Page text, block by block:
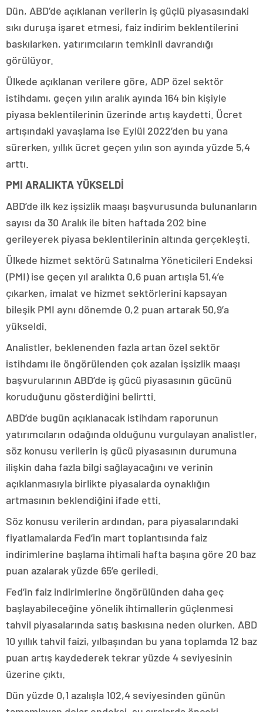
Dün, ABD’de açıklanan verilerin iş güçlü piyasasındaki
sıkı duruşa işaret etmesi, faiz indirim beklentilerini
baskılarken, yatırımcıların temkinli davrandığı
görülüyor.
Ülkede açıklanan verilere göre, ADP özel sektör
istihdamı, geçen yılın aralık ayında 164 bin kişiyle
piyasa beklentilerinin üzerinde artış kaydetti. Ücret
artışındaki yavaşlama ise Eylül 2022’den bu yana
sürerken, yıllık ücret geçen yılın son ayında yüzde 5,4
arttı.
PMI ARALIKTA YÜKSELDİ
ABD’de ilk kez işsizlik maaşı başvurusunda bulunanların
sayısı da 30 Aralık ile biten haftada 202 bine
gerileyerek piyasa beklentilerinin altında gerçekleşti.
Ülkede hizmet sektörü Satınalma Yöneticileri Endeksi
(PMI) ise geçen yıl aralıkta 0,6 puan artışla 51,4’e
çıkarken, imalat ve hizmet sektörlerini kapsayan
bileşik PMI aynı dönemde 0,2 puan artarak 50,9’a
yükseldi.
Analistler, beklenenden fazla artan özel sektör
istihdamı ile öngörülenden çok azalan işsizlik maaşı
başvurularının ABD’de iş gücü piyasasının gücünü
koruduğunu gösterdiğini belirtti.
ABD’de bugün açıklanacak istihdam raporunun
yatırımcıların odağında olduğunu vurgulayan analistler,
söz konusu verilerin iş gücü piyasasının durumuna
ilişkin daha fazla bilgi sağlayacağını ve verinin
açıklanmasıyla birlikte piyasalarda oynaklığın
artmasının beklendiğini ifade etti.
Söz konusu verilerin ardından, para piyasalarındaki
fiyatlamalarda Fed’in mart toplantısında faiz
indirimlerine başlama ihtimali hafta başına göre 20 baz
puan azalarak yüzde 65’e geriledi.
Fed’in faiz indirimlerine öngörülünden daha geç
başlayabileceğine yönelik ihtimallerin güçlenmesi
tahvil piyasalarında satış baskısına neden olurken, ABD
10 yıllık tahvil faizi, yılbaşından bu yana toplamda 12 baz
puan artış kaydederek tekrar yüzde 4 seviyesinin
üzerine çıktı.
Dün yüzde 0,1 azalışla 102,4 seviyesinden günün